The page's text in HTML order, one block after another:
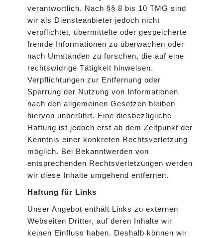
verantwortlich. Nach §§ 8 bis 10 TMG sind
wir als Diensteanbieter jedoch nicht
verpflichtet, übermittelte oder gespeicherte
fremde Informationen zu überwachen oder
nach Umständen zu forschen, die auf eine
rechtswidrige Tätigkeit hinweisen.
Verpflichtungen zur Entfernung oder
Sperrung der Nutzung von Informationen
nach den allgemeinen Gesetzen bleiben
hiervon unberührt. Eine diesbezügliche
Haftung ist jedoch erst ab dem Zeitpunkt der
Kenntnis einer konkreten Rechtsverletzung
möglich. Bei Bekanntwerden von
entsprechenden Rechtsverletzungen werden
wir diese Inhalte umgehend entfernen.
Haftung für Links
Unser Angebot enthält Links zu externen
Webseiten Dritter, auf deren Inhalte wir
keinen Einfluss haben. Deshalb können wir